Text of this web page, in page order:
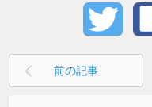
前の記事